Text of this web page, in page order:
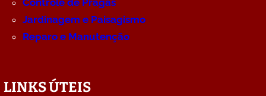
Jardinagem e Paisagismo
Reparo e Manutenção
LINKS ÚTEIS